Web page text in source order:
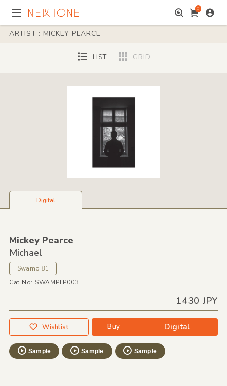
0
ARTIST : MICKEY PEARCE
LIST GRID
Digital
Mickey Pearce
Michael
Swamp 81
Cat No: SWAMPLP003
1430 JPY
Wishlist Buy Digital
Sample Sample Sample